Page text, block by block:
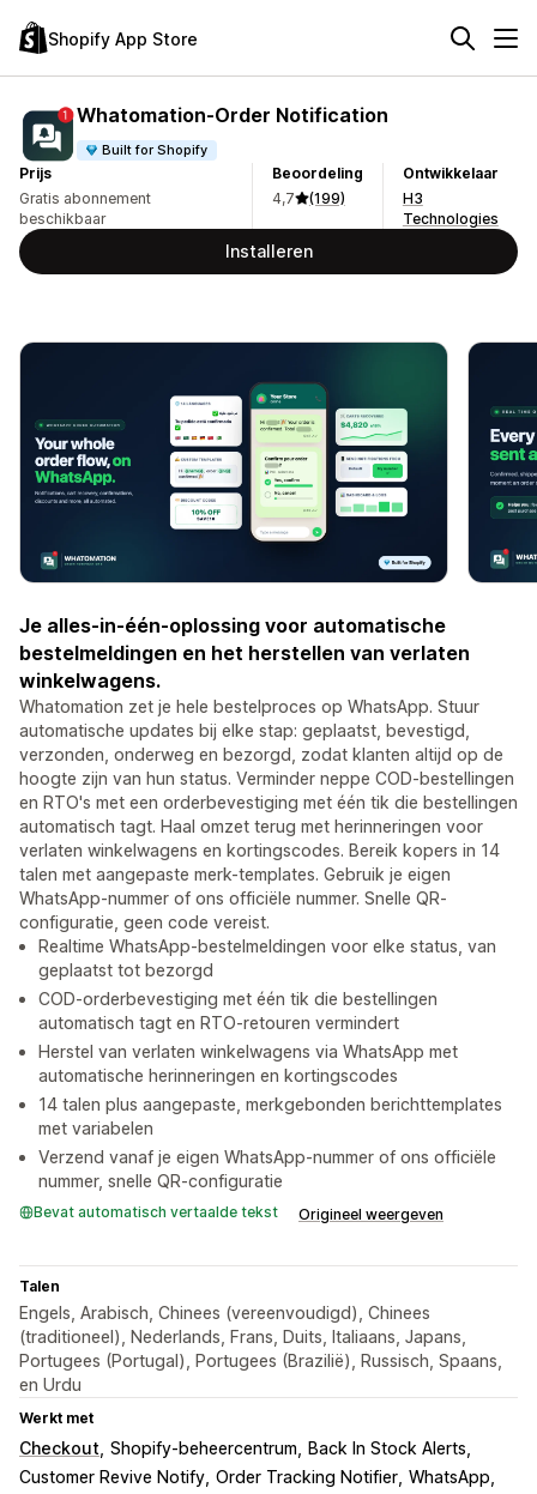
Shopify App Store
Whatomation‑Order Notification
Built for Shopify
Prijs
Gratis abonnement
beschikbaar
Beoordeling
4,7
(199)
Ontwikkelaar
H3
Technologies
Installeren
Je alles-in-één-oplossing voor automatische
bestelmeldingen en het herstellen van verlaten
winkelwagens.
Whatomation zet je hele bestelproces op WhatsApp. Stuur
automatische updates bij elke stap: geplaatst, bevestigd,
verzonden, onderweg en bezorgd, zodat klanten altijd op de
hoogte zijn van hun status. Verminder neppe COD-bestellingen
en RTO's met een orderbevestiging met één tik die bestellingen
automatisch tagt. Haal omzet terug met herinneringen voor
verlaten winkelwagens en kortingscodes. Bereik kopers in 14
talen met aangepaste merk-templates. Gebruik je eigen
WhatsApp-nummer of ons officiële nummer. Snelle QR-
configuratie, geen code vereist.
Realtime WhatsApp-bestelmeldingen voor elke status, van
geplaatst tot bezorgd
COD-orderbevestiging met één tik die bestellingen
automatisch tagt en RTO-retouren vermindert
Herstel van verlaten winkelwagens via WhatsApp met
automatische herinneringen en kortingscodes
14 talen plus aangepaste, merkgebonden berichttemplates
met variabelen
Verzend vanaf je eigen WhatsApp-nummer of ons officiële
nummer, snelle QR-configuratie
Bevat automatisch vertaalde tekst Origineel weergeven
Talen
Engels, Arabisch, Chinees (vereenvoudigd), Chinees
(traditioneel), Nederlands, Frans, Duits, Italiaans, Japans,
Portugees (Portugal), Portugees (Brazilië), Russisch, Spaans,
en Urdu
Werkt met
Checkout Shopify-beheercentrum
Back In Stock Alerts
Customer Revive Notify Order Tracking Notifier WhatsApp